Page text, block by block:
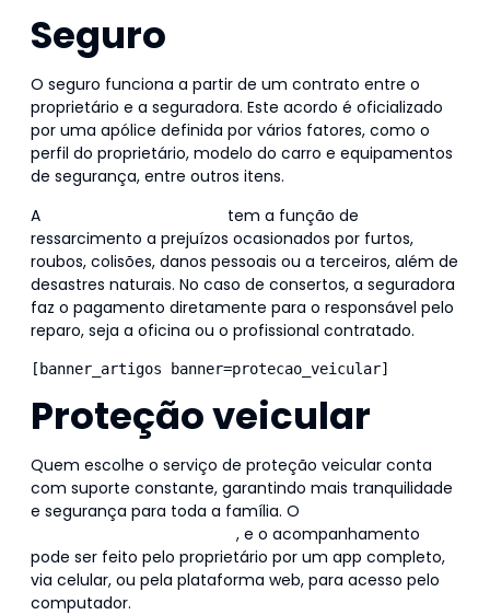
Seguro
O seguro funciona a partir de um contrato entre o
proprietário e a seguradora. Este acordo é oficializado
por uma apólice definida por vários fatores, como o
perfil do proprietário, modelo do carro e equipamentos
de segurança, entre outros itens.
A
tem a função de
ressarcimento a prejuízos ocasionados por furtos,
roubos, colisões, danos pessoais ou a terceiros, além de
desastres naturais. No caso de consertos, a seguradora
faz o pagamento diretamente para o responsável pelo
reparo, seja a oficina ou o profissional contratado.
[banner_artigos banner=protecao_veicular]
Proteção veicular
Quem escolhe o serviço de proteção veicular conta
com suporte constante, garantindo mais tranquilidade
e segurança para toda a família. O
, e o acompanhamento
pode ser feito pelo proprietário por um app completo,
via celular, ou pela plataforma web, para acesso pelo
computador.